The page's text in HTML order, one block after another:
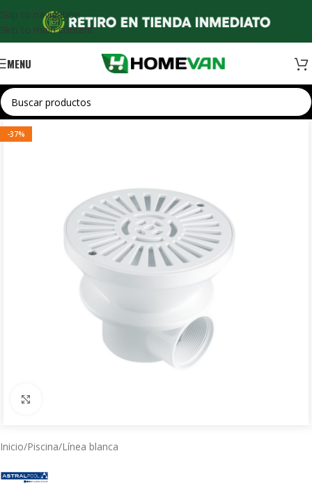
Skip to navigation
Skip to main content
MENU
-37%
Inicio/Piscina/Línea blanca